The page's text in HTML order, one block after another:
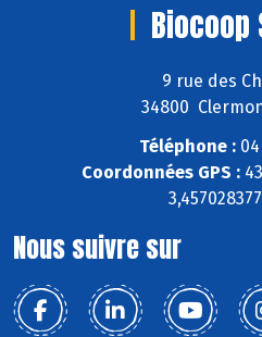
Biocoop
9 rue des
34800
Téléphone :
Coordonnées GPS :
Nous suivre sur